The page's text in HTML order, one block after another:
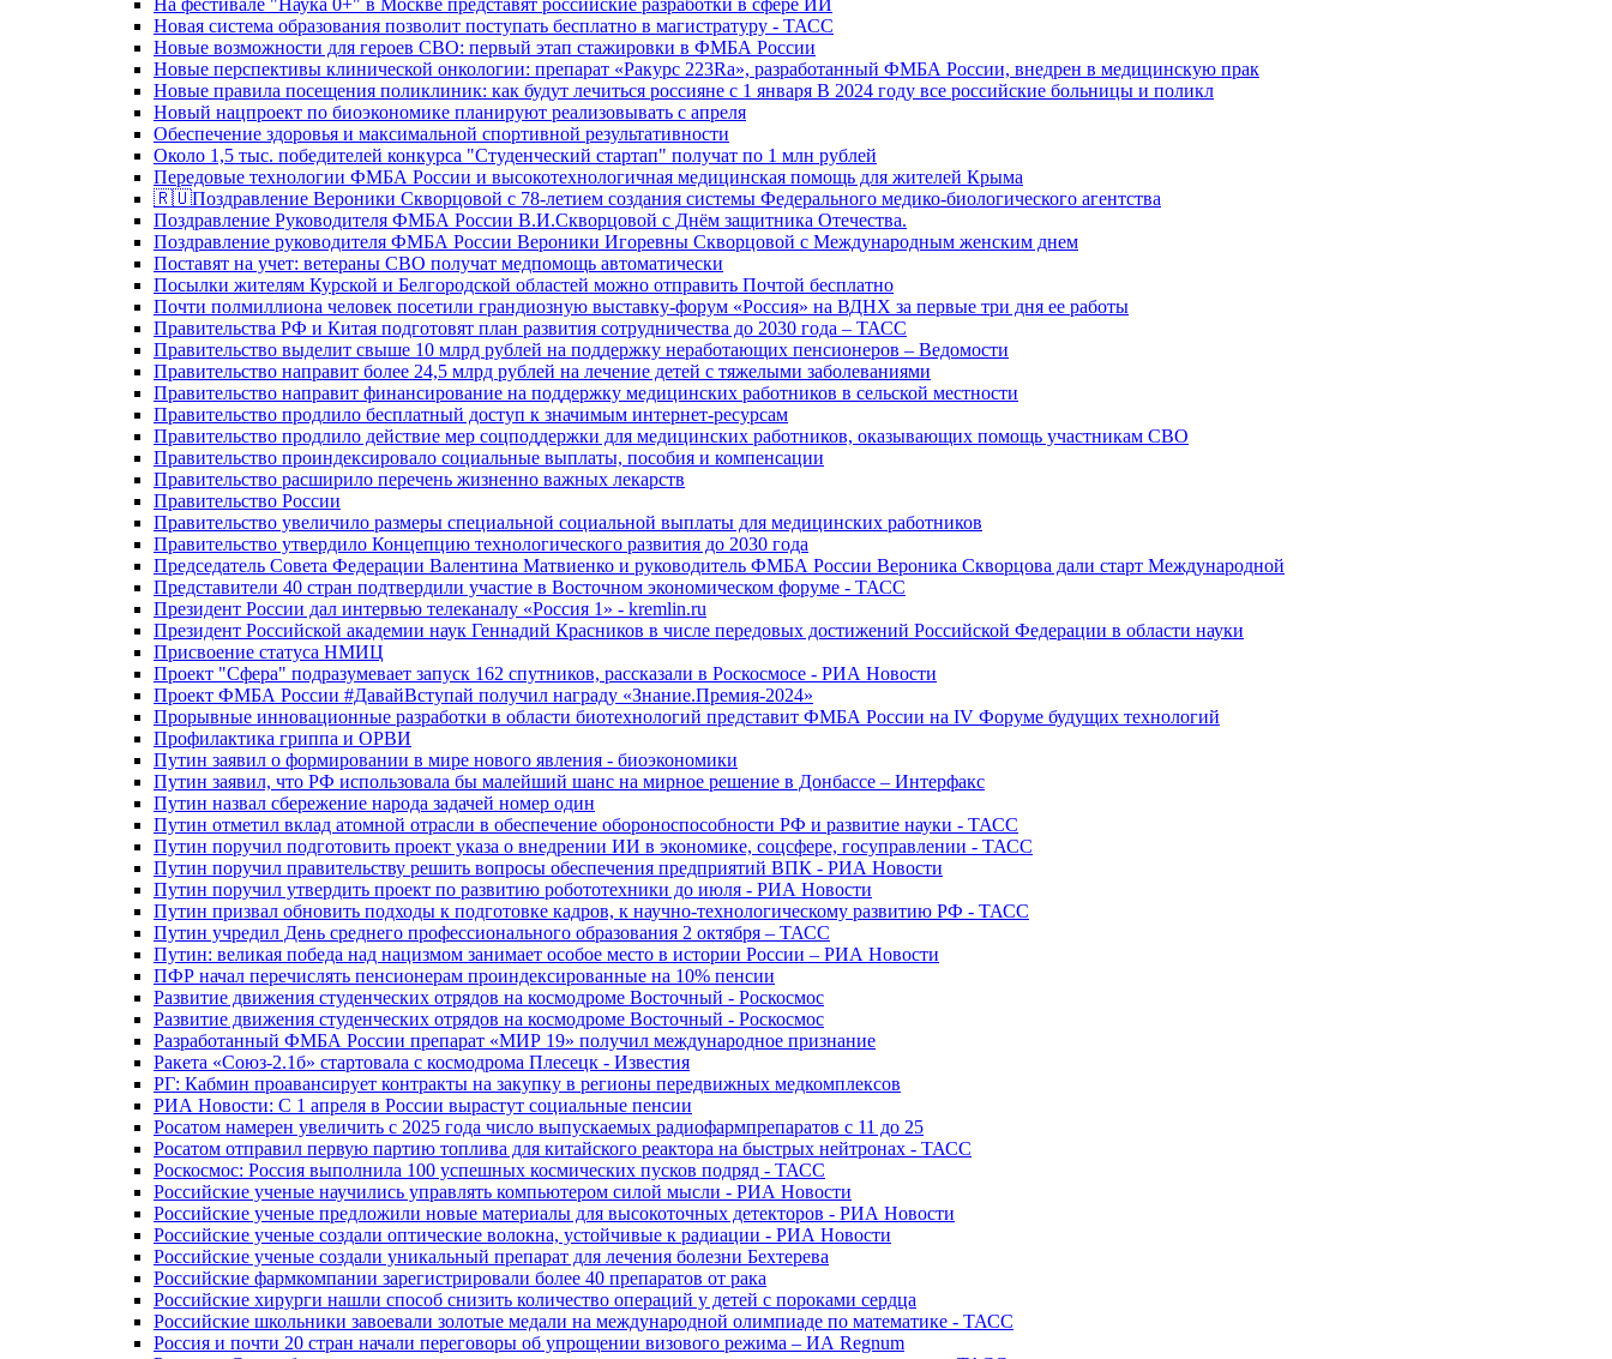
На фестивале "Наука 0+" в Москве представят российские разработки в сфере ИИ
Новая система образования позволит поступать бесплатно в магистратуру - ТАСС
Новые возможности для героев СВО: первый этап стажировки в ФМБА России
Новые перспективы клинической онкологии: препарат «Ракурс 223Ra», разработанный ФМБА России, внедрен в медицинскую прак
Новые правила посещения поликлиник: как будут лечиться россияне с 1 января В 2024 году все российские больницы и поликл
Новый нацпроект по биоэкономике планируют реализовывать с апреля
Обеспечение здоровья и максимальной спортивной результативности
Около 1,5 тыс. победителей конкурса "Студенческий стартап" получат по 1 млн рублей
Передовые технологии ФМБА России и высокотехнологичная медицинская помощь для жителей Крыма
🇷🇺Поздравление Вероники Скворцовой с 78-летием создания системы Федерального медико-биологического агентства
Поздравление Руководителя ФМБА России В.И.Скворцовой с Днём защитника Отечества.
Поздравление руководителя ФМБА России Вероники Игоревны Скворцовой с Международным женским днем
Поставят на учет: ветераны СВО получат медпомощь автоматически
Посылки жителям Курской и Белгородской областей можно отправить Почтой бесплатно
Почти полмиллиона человек посетили грандиозную выставку-форум «Россия» на ВДНХ за первые три дня ее работы
Правительства РФ и Китая подготовят план развития сотрудничества до 2030 года – ТАСС
Правительство выделит свыше 10 млрд рублей на поддержку неработающих пенсионеров – Ведомости
Правительство направит более 24,5 млрд рублей на лечение детей с тяжелыми заболеваниями
Правительство направит финансирование на поддержку медицинских работников в сельской местности
Правительство продлило бесплатный доступ к значимым интернет-ресурсам
Правительство продлило действие мер соцподдержки для медицинских работников, оказывающих помощь участникам СВО
Правительство проиндексировало социальные выплаты, пособия и компенсации
Правительство расширило перечень жизненно важных лекарств
Правительство России
Правительство увеличило размеры специальной социальной выплаты для медицинских работников
Правительство утвердило Концепцию технологического развития до 2030 года
Председатель Совета Федерации Валентина Матвиенко и руководитель ФМБА России Вероника Скворцова дали старт Международной
Представители 40 стран подтвердили участие в Восточном экономическом форуме - ТАСС
Президент России дал интервью телеканалу «Россия 1» - kremlin.ru
Президент Российской академии наук Геннадий Красников в числе передовых достижений Российской Федерации в области науки
Присвоение статуса НМИЦ
Проект "Сфера" подразумевает запуск 162 спутников, рассказали в Роскосмосе - РИА Новости
Проект ФМБА России #ДавайВступай получил награду «Знание.Премия-2024»
Прорывные инновационные разработки в области биотехнологий представит ФМБА России на IV Форуме будущих технологий
Профилактика гриппа и ОРВИ
Путин заявил о формировании в мире нового явления - биоэкономики
Путин заявил, что РФ использовала бы малейший шанс на мирное решение в Донбассе – Интерфакс
Путин назвал сбережение народа задачей номер один
Путин отметил вклад атомной отрасли в обеспечение обороноспособности РФ и развитие науки - ТАСС
Путин поручил подготовить проект указа о внедрении ИИ в экономике, соцсфере, госуправлении - ТАСС
Путин поручил правительству решить вопросы обеспечения предприятий ВПК - РИА Новости
Путин поручил утвердить проект по развитию робототехники до июля - РИА Новости
Путин призвал обновить подходы к подготовке кадров, к научно-технологическому развитию РФ - ТАСС
Путин учредил День среднего профессионального образования 2 октября – ТАСС
Путин: великая победа над нацизмом занимает особое место в истории России – РИА Новости
ПФР начал перечислять пенсионерам проиндексированные на 10% пенсии
Развитие движения студенческих отрядов на космодроме Восточный - Роскосмос
Развитие движения студенческих отрядов на космодроме Восточный - Роскосмос
Разработанный ФМБА России препарат «МИР 19» получил международное признание
Ракета «Союз-2.1б» стартовала с космодрома Плесецк - Известия
РГ: Кабмин проавансирует контракты на закупку в регионы передвижных медкомплексов
РИА Новости: С 1 апреля в России вырастут социальные пенсии
Росатом намерен увеличить с 2025 года число выпускаемых радиофармпрепаратов с 11 до 25
Росатом отправил первую партию топлива для китайского реактора на быстрых нейтронах - ТАСС
Роскосмос: Россия выполнила 100 успешных космических пусков подряд - ТАСС
Российские ученые научились управлять компьютером силой мысли - РИА Новости
Российские ученые предложили новые материалы для высокоточных детекторов - РИА Новости
Российские ученые создали оптические волокна, устойчивые к радиации - РИА Новости
Российские ученые создали уникальный препарат для лечения болезни Бехтерева
Российские фармкомпании зарегистрировали более 40 препаратов от рака
Российские хирурги нашли способ снизить количество операций у детей с пороками сердца
Российские школьники завоевали золотые медали на международной олимпиаде по математике - ТАСС
Россия и почти 20 стран начали переговоры об упрощении визового режима – ИА Regnum